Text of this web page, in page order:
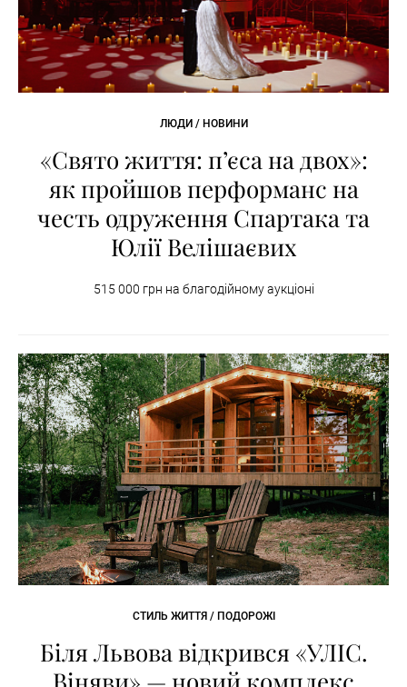
ЛЮДИ / НОВИНИ
«Свято життя: п’єса на двох»:
як пройшов перформанс на
честь одруження Спартака та
Юлії Велішаєвих
515 000 грн на благодійному аукціоні
СТИЛЬ ЖИТТЯ / ПОДОРОЖІ
Біля Львова відкрився «УЛІС.